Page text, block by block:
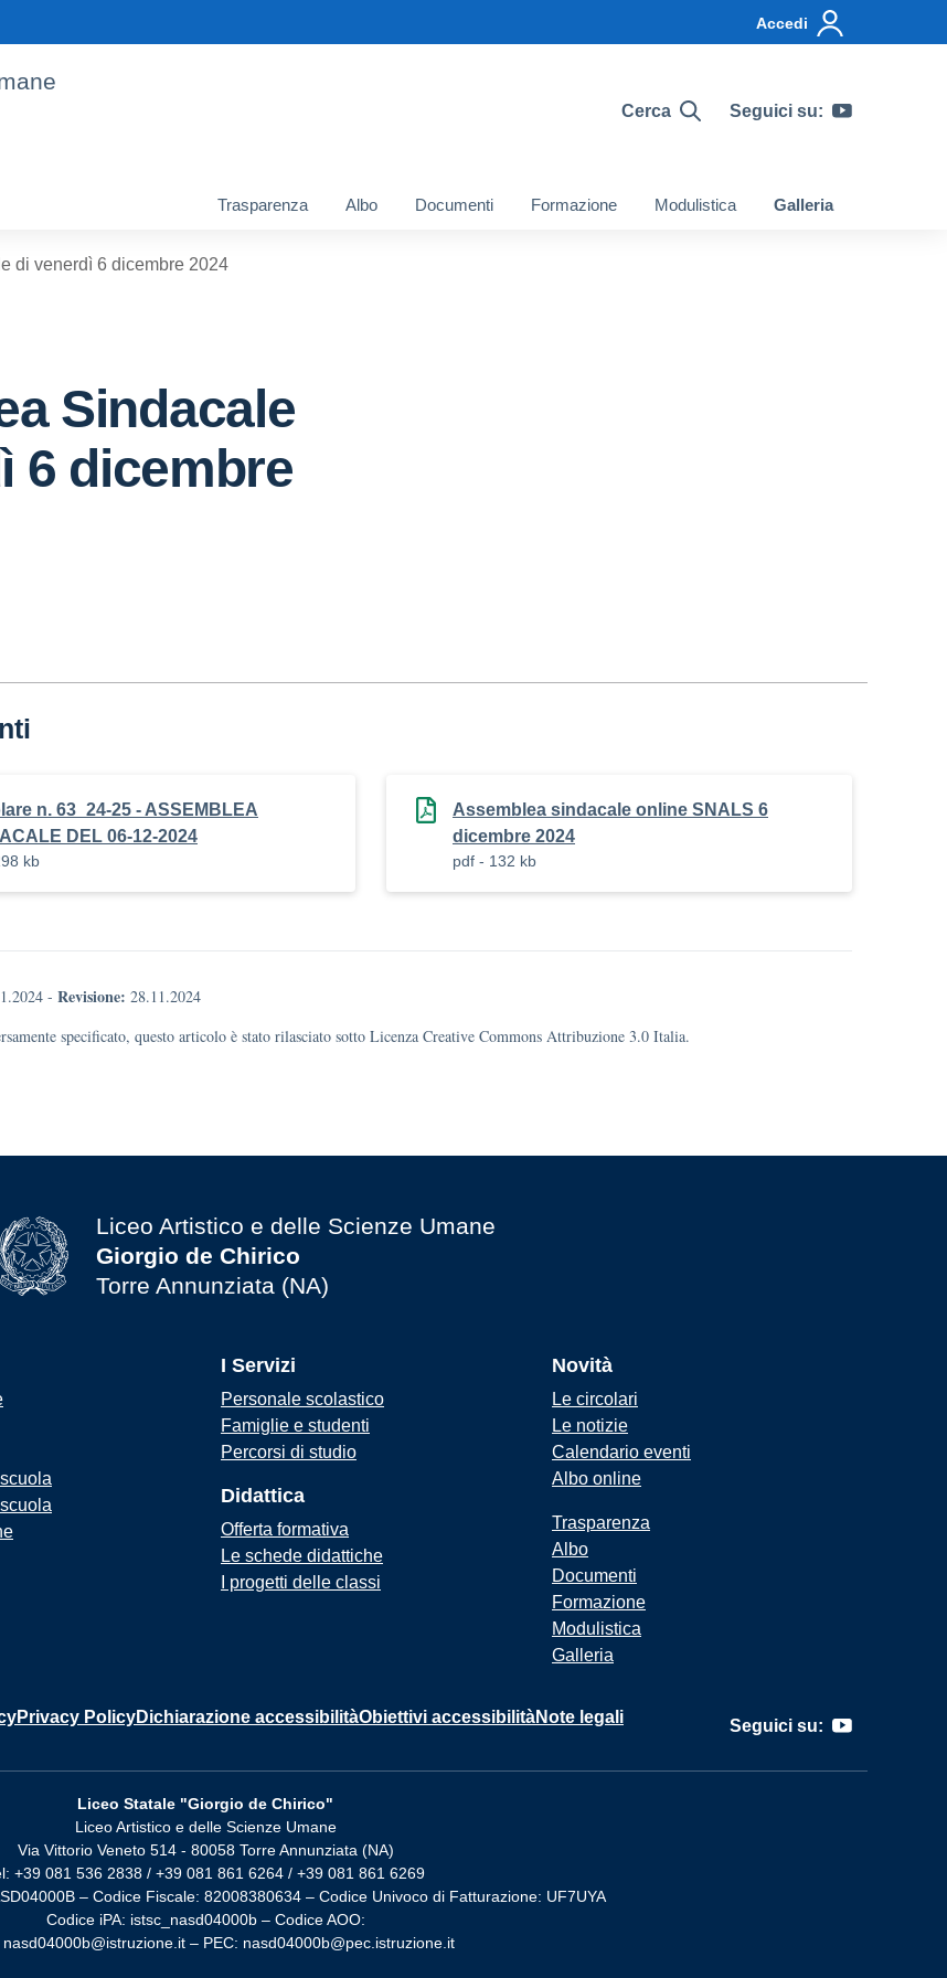
Accedi
Cerca Seguici su:
Trasparenza Albo Documenti Formazione Modulistica Galleria
di venerdì 6 dicembre 2024
Sindacale
6 dicembre
n. 63_24-25 - ASSEMBLEA
DEL 06-12-2024
kb
Assemblea sindacale online SNALS 6
dicembre 2024
pdf - 132 kb
- Revisione: 28.11.2024
specificato, questo articolo è stato rilasciato sotto Licenza Creative Commons Attribuzione 3.0 Italia.
Liceo Artistico e delle Scienze Umane
Giorgio de Chirico
Torre Annunziata (NA)
I Servizi
Personale scolastico
Famiglie e studenti
Percorsi di studio
Didattica
Offerta formativa
Le schede didattiche
I progetti delle classi
Novità
Le circolari
Le notizie
Calendario eventi
Albo online
Trasparenza
Albo
Documenti
Formazione
Modulistica
Galleria
Privacy PolicyDichiarazione accessibilitàObiettivi accessibilitàNote legali Seguici su:
Liceo Statale "Giorgio de Chirico"
Liceo Artistico e delle Scienze Umane
Via Vittorio Veneto 514 - 80058 Torre Annunziata (NA)
+39 081 536 2838 / +39 081 861 6264 / +39 081 861 6269
– Codice Fiscale: 82008380634 – Codice Univoco di Fatturazione: UF7UYA
Codice iPA: istsc_nasd04000b – Codice AOO:
nasd04000b@istruzione.it – PEC: nasd04000b@pec.istruzione.it